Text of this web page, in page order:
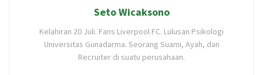
Seto Wicaksono
Kelahiran 20 Juli. Fans Liverpool FC. Lulusan Psikologi
Universitas Gunadarma. Seorang Suami, Ayah, dan
Recruiter di suatu perusahaan.